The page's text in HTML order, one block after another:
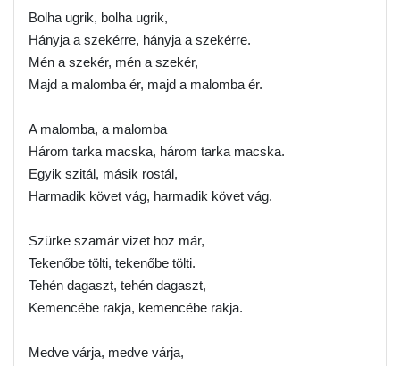
Bolha ugrik, bolha ugrik,
Hányja a szekérre, hányja a szekérre.
Mén a szekér, mén a szekér,
Majd a malomba ér, majd a malomba ér.
A malomba, a malomba
Három tarka macska, három tarka macska.
Egyik szitál, másik rostál,
Harmadik követ vág, harmadik követ vág.
Szürke szamár vizet hoz már,
Tekenőbe tölti, tekenőbe tölti.
Tehén dagaszt, tehén dagaszt,
Kemencébe rakja, kemencébe rakja.
Medve várja, medve várja,